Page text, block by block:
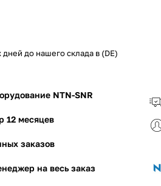
дней до нашего склада в (DE)
NTN-SNR
12 месяцев
заказов
на весь заказ